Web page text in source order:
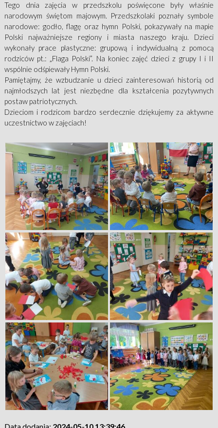
Tego dnia zajęcia w przedszkolu poświęcone były właśnie
narodowym świętom majowym. Przedszkolaki poznały symbole
narodowe: godło, flagę oraz hymn Polski, pokazywały na mapie
Polski najważniejsze regiony i miasta naszego kraju. Dzieci
wykonały prace plastyczne: grupową i indywidualną z pomocą
rodziców pt.: „Flaga Polski”. Na koniec zajęć dzieci z grupy I i II
wspólnie odśpiewały Hymn Polski.
Pamiętajmy, że wzbudzanie u dzieci zainteresowań historią od
najmłodszych lat jest niezbędne dla kształcenia pozytywnych
postaw patriotycznych.
Dzieciom i rodzicom bardzo serdecznie dziękujemy za aktywne
uczestnictwo w zajęciach!